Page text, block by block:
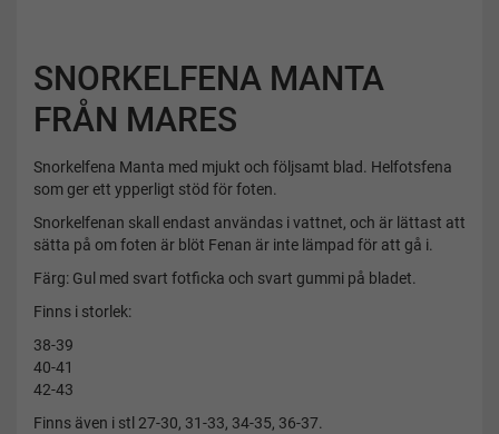
SNORKELFENA MANTA
FRÅN MARES
Snorkelfena Manta med mjukt och följsamt blad. Helfotsfena
som ger ett ypperligt stöd för foten.
Snorkelfenan skall endast användas i vattnet, och är lättast att
sätta på om foten är blöt Fenan är inte lämpad för att gå i.
Färg: Gul med svart fotficka och svart gummi på bladet.
Finns i storlek:
38-39
40-41
42-43
Finns även i stl 27-30, 31-33, 34-35, 36-37.